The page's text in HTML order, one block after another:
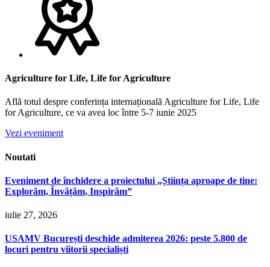
Agriculture for Life, Life for Agriculture
Află totul despre conferința internațională Agriculture for Life, Life
for Agriculture, ce va avea loc între 5-7 iunie 2025
Vezi eveniment
Noutati
Eveniment de închidere a proiectului „Știința aproape de tine:
Explorăm, Învățăm, Inspirăm”
iulie 27, 2026
USAMV București deschide admiterea 2026: peste 5.800 de
locuri pentru viitorii specialiști